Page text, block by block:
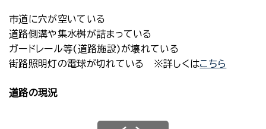
市道に穴が空いている
道路側溝や集水桝が詰まっている
ガードレール等(道路施設)が壊れている
街路照明灯の電球が切れている ※詳しくはこちら
道路の現況